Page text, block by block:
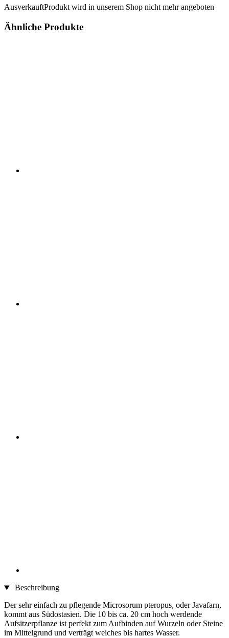
AusverkauftProdukt wird in unserem Shop nicht mehr angeboten
Ähnliche Produkte
Beschreibung
Der sehr einfach zu pflegende Microsorum pteropus, oder Javafarn,
kommt aus Südostasien. Die 10 bis ca. 20 cm hoch werdende
Aufsitzerpflanze ist perfekt zum Aufbinden auf Wurzeln oder Steine
im Mittelgrund und verträgt weiches bis hartes Wasser.